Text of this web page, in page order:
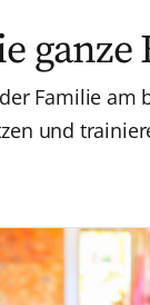
ganze
Familie
und